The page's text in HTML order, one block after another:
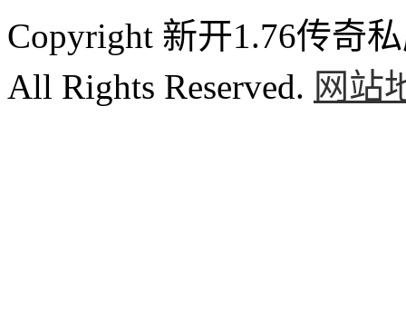
Copyright 新开1.76传奇
All Rights Reserved. 网站